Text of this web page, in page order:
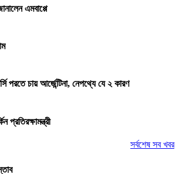
এমবাপ্পে
পরতে চায় আর্জেন্টিনা, নেপথ্যে যে ২ কারণ
প্রতিরক্ষামন্ত্রী
সর্বশেষ সব খবর